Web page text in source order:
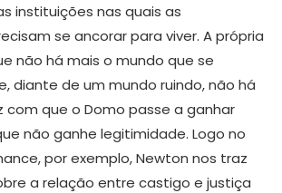
instituições nas quais as
se ancorar para viver. A própria
não há mais o mundo que se
diante de um mundo ruindo, não há
com que o Domo passe a ganhar
não ganhe legitimidade. Logo no
por exemplo, Newton nos traz
a relação entre castigo e justiça